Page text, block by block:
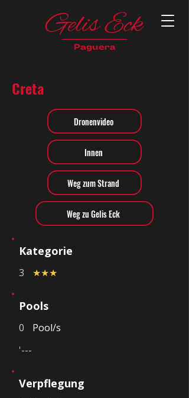
Creta
Dronenvideo
Innen
Weg zum Strand
Weg zu Gelis Eck
Kategorie
3 ★★★
Pools
0
Pool/s
'---
Verpflegung